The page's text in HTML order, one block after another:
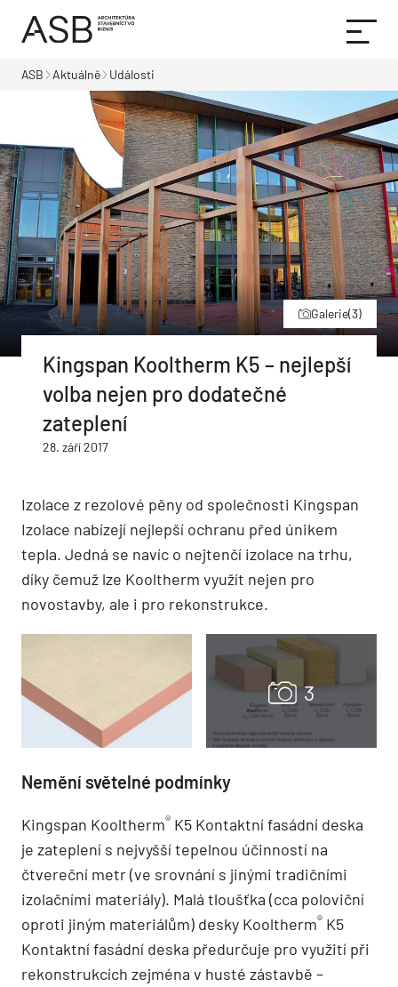
ASB Aktuálně Události
Galerie(3)
Kingspan Kooltherm K5 – nejlepší
volba nejen pro dodatečné
zateplení
28. září 2017
Izolace z rezolové pěny od společnosti Kingspan
Izolace nabízejí nejlepší ochranu před únikem
tepla. Jedná se navíc o nejtenčí izolace na trhu,
díky čemuž lze Kooltherm využít nejen pro
novostavby, ale i pro rekonstrukce.
Nemění světelné podmínky
Kingspan Kooltherm® K5 Kontaktní fasádní deska
je zateplení s nejvyšší tepelnou účinností na
čtvereční metr (ve srovnání s jinými tradičními
izolačními materiály). Malá tloušťka (cca poloviční
oproti jiným materiálům) desky Kooltherm® K5
Kontaktní fasádní deska předurčuje pro využití při
rekonstrukcích zejména v husté zástavbě –